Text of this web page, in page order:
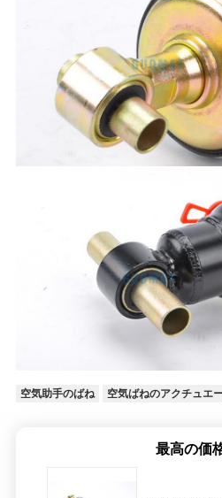
空気助手のばね 空気ばねのアクチュエ
最高の価